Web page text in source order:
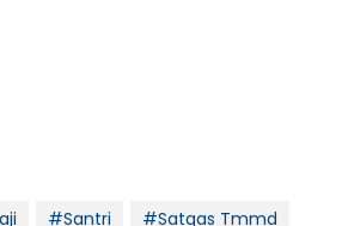
#Santri #Satgas Tmmd